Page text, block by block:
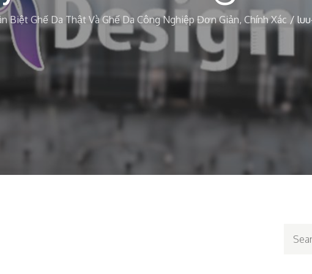
Biệt Ghế Da Thật Và Ghế Da Công Nghiệp Đơn Giản, Chính Xác
Search